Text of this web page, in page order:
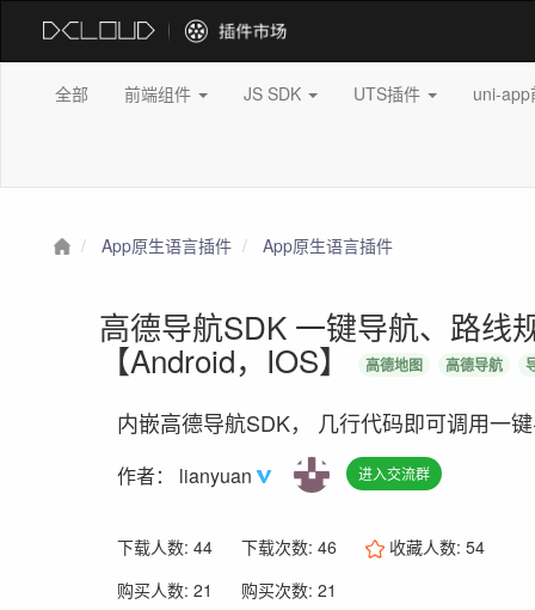
全部 前端组件 JS SDK UTS插件 uni-
App原生语言插件 App原生语言插件
高德导航SDK 一键导航、路线
【Android，IOS】 高德地图 高德导航
内嵌高德导航SDK， 几行代码即可调用一
作者： lianyuan 进入交流群
下载人数: 44 下载次数: 46 收藏人数:54
购买人数: 21
购买次数: 21